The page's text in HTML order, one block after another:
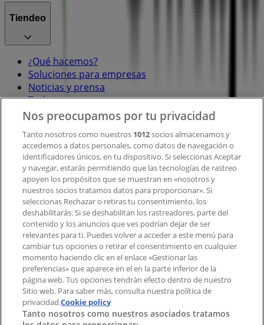
Tiendeo
¿Qué hacemos?
Soluciones para empresas
Noticias y prensa
Trabaja con nosotros
Contacto
Contacto comercial y de marketing
Tienda mal colocada en el mapa
Notificar un folleto
¿Encontraste un problema en la web o en la
aplicación?
Índices
Marcas
Negocios
Nos preocupamos por tu privacidad
Tanto nosotros como nuestros 1012socios almacenamos y
accedemos a datos personales, como datos de navegación o
identificadores únicos, en tu dispositivo. Si seleccionas Aceptar
y navegar, estarás permitiendo que las tecnologías de rastreo
apoyen los propósitos que se muestran en «nosotros y
nuestros socios tratamos datos para proporcionar». Si
seleccionas Rechazar o retiras tu consentimiento, los
deshabilitarás. Si se deshabilitan los rastreadores, parte del
contenido y los anuncios que ves podrían dejar de ser
relevantes para ti. Puedes volver a acceder a este menú para
cambiar tus opciones o retirar el consentimiento en cualquier
momento haciendo clic en el enlace «Gestionar las
preferencias» que aparece en el en la parte inferior de la
página web. Tus opciones tendrán efecto dentro de nuestro
Sitio web. Para saber más, consulta nuestra política de
privacidad.Cookie policy
Tanto nosotros como nuestros asociados tratamos